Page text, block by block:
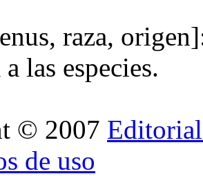
raza,
las especies.
© 2007
de uso